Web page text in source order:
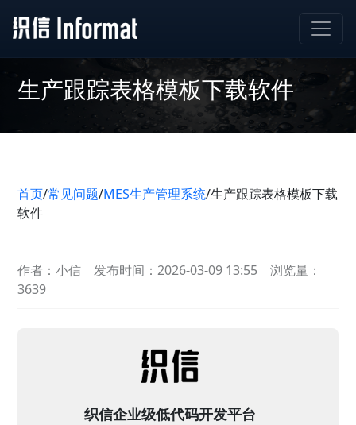
生产跟踪表格模板下载软件
首页/常见问题/MES生产管理系统/生产跟踪表格模板下载
软件
作者：小信 发布时间：2026-03-09 13:55
浏览量：
3639
织信企业级低代码开发平台